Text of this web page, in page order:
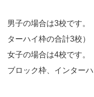
男子の場合は3校です。
ターハイ枠の合計3校）
女子の場合は4校です。
ブロック枠、インターハ